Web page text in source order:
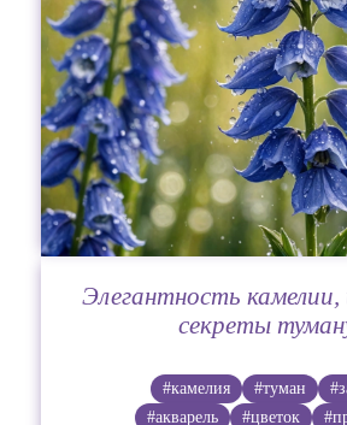
Элегантность
секреты
#камелия #туман
#акварель
#цветок